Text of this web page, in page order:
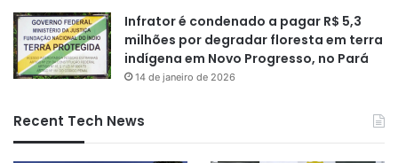
Infrator é condenado a pagar R$ 5,3
milhões por degradar floresta em terra
indígena em Novo Progresso, no Pará
14 de janeiro de 2026
Recent Tech News